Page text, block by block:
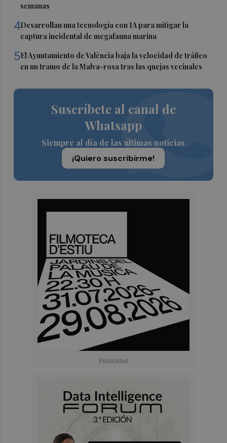
semanas
4Desarrollan una tecnología con IA para mitigar la
captura incidental de megafauna marina
5El Ayuntamiento de València baja la velocidad de tráfico
en un tramo de la Malva-rosa tras las quejas vecinales
Suscríbete al canal de
Whatsapp
Siempre al día de las últimas noticias
¡Quiero suscribirme!